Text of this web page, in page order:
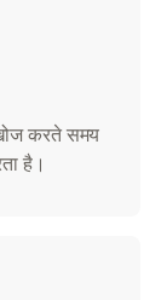
करते समय
है।